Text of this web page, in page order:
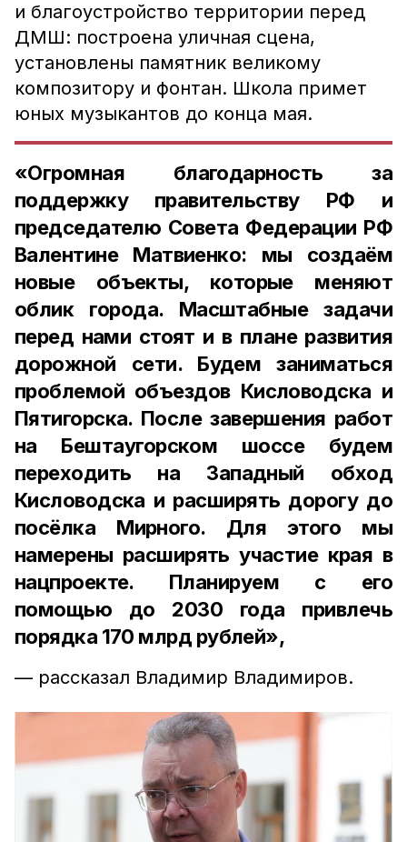
и благоустройство территории перед
ДМШ: построена уличная сцена,
установлены памятник великому
композитору и фонтан. Школа примет
юных музыкантов до конца мая.
«Огромная благодарность за
поддержку правительству РФ и
председателю Совета Федерации РФ
Валентине Матвиенко: мы создаём
новые объекты, которые меняют
облик города. Масштабные задачи
перед нами стоят и в плане развития
дорожной сети. Будем заниматься
проблемой объездов Кисловодска и
Пятигорска. После завершения работ
на Бештаугорском шоссе будем
переходить на Западный обход
Кисловодска и расширять дорогу до
посёлка Мирного. Для этого мы
намерены расширять участие края в
нацпроекте. Планируем с его
помощью до 2030 года привлечь
порядка 170 млрд рублей»,
— рассказал Владимир Владимиров.